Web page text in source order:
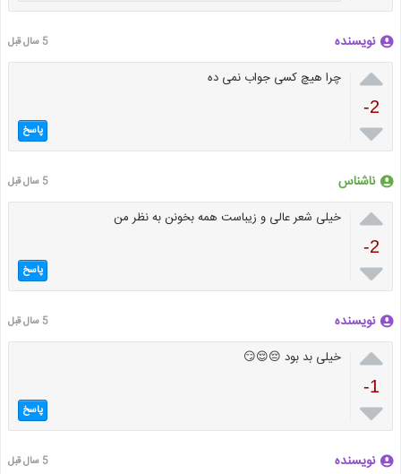
نویسنده 5 سال قبل

-2

چرا هیچ کسی جواب نمی ده
پاسخ
ناشناس 5 سال قبل

-2

خیلی شعر عالی و زیباست همه بخونن به نظر من
پاسخ
نویسنده 5 سال قبل

-1

خیلی بد بود 😔😌😏
پاسخ
نویسنده 5 سال قبل